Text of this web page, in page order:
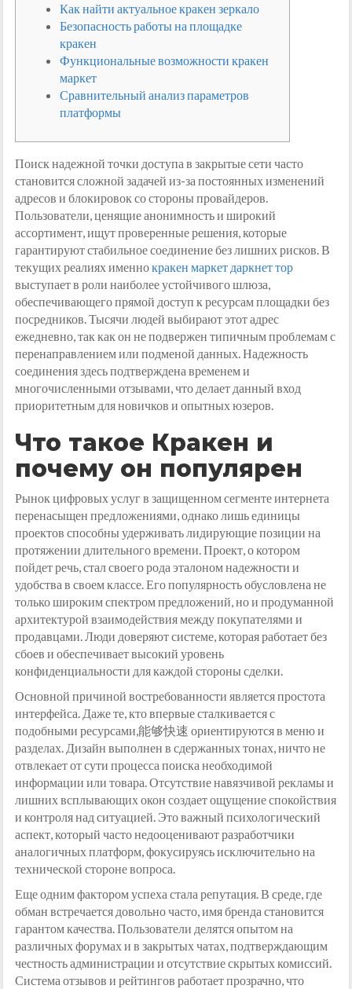
Как найти актуальное кракен зеркало
Безопасность работы на площадке
кракен
Функциональные возможности кракен
маркет
Сравнительный анализ параметров
платформы
Поиск надежной точки доступа в закрытые сети часто
становится сложной задачей из-за постоянных изменений
адресов и блокировок со стороны провайдеров.
Пользователи, ценящие анонимность и широкий
ассортимент, ищут проверенные решения, которые
гарантируют стабильное соединение без лишних рисков. В
текущих реалиях именнокракен маркет даркнет тор
выступает в роли наиболее устойчивого шлюза,
обеспечивающего прямой доступ к ресурсам площадки без
посредников. Тысячи людей выбирают этот адрес
ежедневно, так как он не подвержен типичным проблемам с
перенаправлением или подменой данных. Надежность
соединения здесь подтверждена временем и
многочисленными отзывами, что делает данный вход
приоритетным для новичков и опытных юзеров.
Что такое Кракен и
почему он популярен
Рынок цифровых услуг в защищенном сегменте интернета
перенасыщен предложениями, однако лишь единицы
проектов способны удерживать лидирующие позиции на
протяжении длительного времени. Проект, о котором
пойдет речь, стал своего рода эталоном надежности и
удобства в своем классе. Его популярность обусловлена не
только широким спектром предложений, но и продуманной
архитектурой взаимодействия между покупателями и
продавцами. Люди доверяют системе, которая работает без
сбоев и обеспечивает высокий уровень
конфиденциальности для каждой стороны сделки.
Основной причиной востребованности является простота
интерфейса. Даже те, кто впервые сталкивается с
подобными ресурсами,能够快速 ориентируются в меню и
разделах. Дизайн выполнен в сдержанных тонах, ничто не
отвлекает от сути процесса поиска необходимой
информации или товара. Отсутствие навязчивой рекламы и
лишних всплывающих окон создает ощущение спокойствия
и контроля над ситуацией. Это важный психологический
аспект, который часто недооценивают разработчики
аналогичных платформ, фокусируясь исключительно на
технической стороне вопроса.
Еще одним фактором успеха стала репутация. В среде, где
обман встречается довольно часто, имя бренда становится
гарантом качества. Пользователи делятся опытом на
различных форумах и в закрытых чатах, подтверждающим
честность администрации и отсутствие скрытых комиссий.
Система отзывов и рейтингов работает прозрачно, что